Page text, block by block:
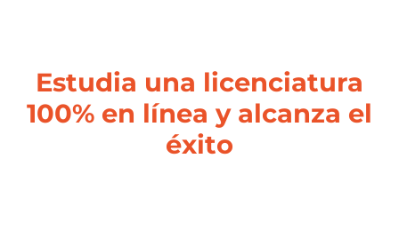
Estudia una licenciatura
100% en línea y alcanza el
éxito